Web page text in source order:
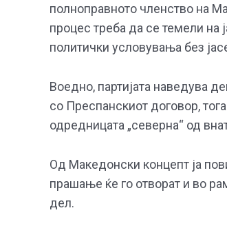
полноправното членство на
процес треба да се темели на
политички условувања без
Воедно, партијата наведува
со Преспанскиот договор,
одредницата „северна“ од
Од Македонски концепт ја
прашање ќе го отворат и во
дел.